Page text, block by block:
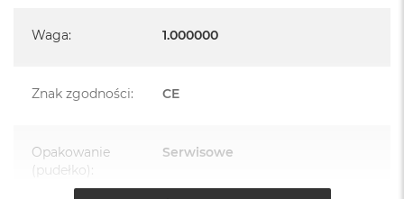
Waga: 1.000000
Znak zgodności: CE
Opakowanie
(pudełko):
Serwisowe